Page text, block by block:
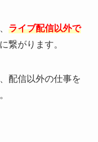
ライブ配信以外で
繋がります。
配信以外の仕事を